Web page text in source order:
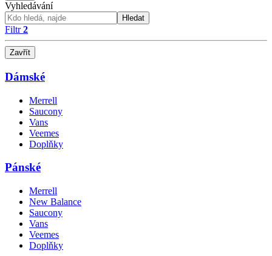
Vyhledávání
Hledat
Filtr2
Zavřít
Dámské
Merrell
Saucony
Vans
Veemes
Doplňky
Pánské
Merrell
New Balance
Saucony
Vans
Veemes
Doplňky